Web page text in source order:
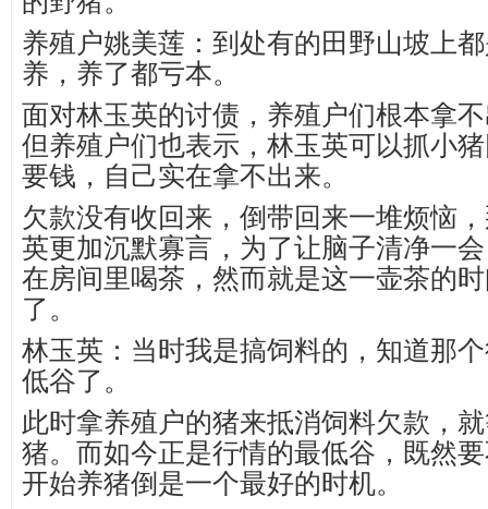
养殖户姚美莲：到处有的田野山坡上
养，养了都亏本。
面对林玉英的讨债，养殖户们根本拿
但养殖户们也表示，林玉英可以抓小
要钱，自己实在拿不出来。
欠款没有收回来，倒带回来一堆烦恼
英更加沉默寡言，为了让脑子清净一
在房间里喝茶，然而就是这一壶茶的
了。
林玉英：当时我是搞饲料的，知道那
低谷了。
此时拿养殖户的猪来抵消饲料欠款，
猪。而如今正是行情的最低谷，既然
开始养猪倒是一个最好的时机。